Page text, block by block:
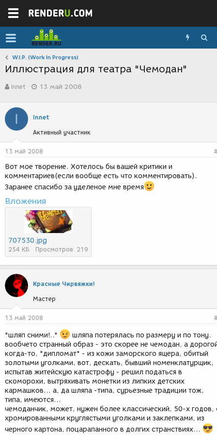
W.I.P. (Work In Progress)
Иллюстрация для театра "Чемодан"
в
о
е
м
ы
Innet
а
с
з
д
а
и
я
13 май 2008
I Innet
Активный участник
13 май 2008
Вот мое творение. Хотелось бы вашей критики и
комментариев(если вообще есть что комментировать).
Заранее спасибо за уделеное мне время
Вложения
707530.jpg
254 КБ Просмотров: 219
Красные Чирвяжки!
Мастер
13 май 2008
"шляп сними!.."
шляпа потерялась по размеру и по тону.
вообчето странный образ - это скорее не чемодан, а
когда-то, "дипломат" - из кожи заморского ящера, обитый
золотыми уголками, вот, дескать, бывший номенклатурщик,
испытав житейскую катастрофу - решил податься в
скоморохи, вытряхивать монетки из липких детских
кармашков... а, да шляпа -типа, сурьезные традиции тож,
типа, имеются...
чемоданчик, может, нужен более классический, 50-х годов,
хромированными круглястыми уголками и заклепками, из
черного картона, поцарапанного в долгих странствиях...